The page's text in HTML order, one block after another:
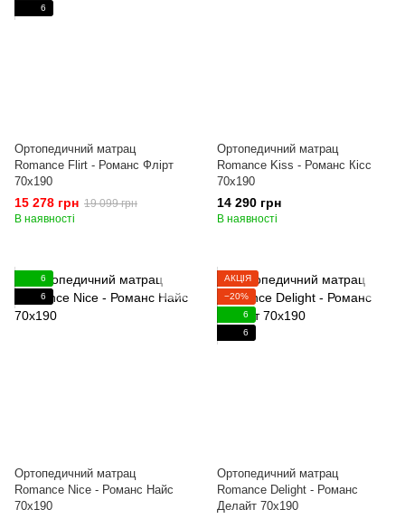
6
Ортопедичний матрац
Romance Flirt - Романс Флірт
70x190
15 278 грн 19 099 грн
В наявності
Ортопедичний матрац
Romance Kiss - Романс Кісс
70x190
14 290 грн
В наявності
6
6
Ортопедичний матрац
Romance Nice - Романс Найс
70x190
АКЦІЯ
−20%
6
6
Ортопедичний матрац
Romance Delight - Романс
Делайт 70x190